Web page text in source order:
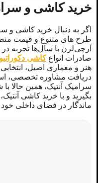
خرید کاشی و
اگر به دنبال خرید کاشی و
طرح ‌های متنوع و قیمت
آرچی‌لرن با سال‌ها تجربه
صادرات انواعکاشی‌ دکوراتیو
هنر و معماری اصیل،
دریافت مشاوره تخصصی،
بگیرید و با خرید کاشی
ماندگار در فضای داخلی